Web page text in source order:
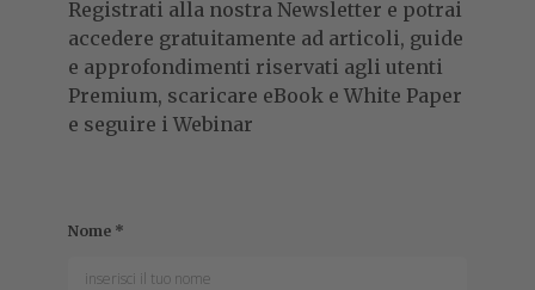
Registrati alla nostra Newsletter e potrai
accedere gratuitamente ad articoli, guide
e approfondimenti riservati agli utenti
Premium, scaricare eBook e White Paper
e seguire i Webinar
Nome *